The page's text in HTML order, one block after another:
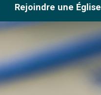
Rejoindre une Église